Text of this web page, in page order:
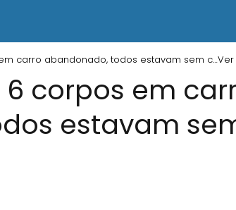
carro abandonado, todos estavam sem c…Ver
corpos em
estavam